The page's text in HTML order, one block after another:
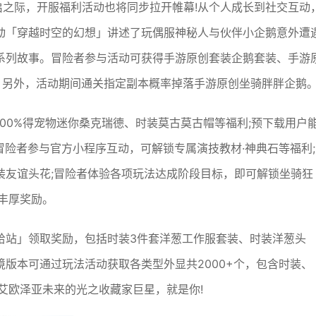
际，开服福利活动也将同步拉开帷幕!从个人成长到社交互动，
穿越时空的幻想」讲述了玩偶服神秘人与伙伴小企鹅意外遭
故事。冒险者参与活动可获得手游原创套装企鹅套装、手游
外，活动期间通关指定副本概率掉落手游原创坐骑胖胖企鹅。
得宠物迷你桑克瑞德、时装莫古莫古帽等福利;预下载用户
者参与官方小程序互动，可解锁专属演技教材·神典石等福利;
谊头花;冒险者体验各项玩法达成阶段目标，即可解锁坐骑狂
奖励。
」领取奖励，包括时装3件套洋葱工作服套装、时装洋葱头
本可通过玩法活动获取各类型外显共2000+个，包含时装、
欧泽亚未来的光之收藏家巨星，就是你!